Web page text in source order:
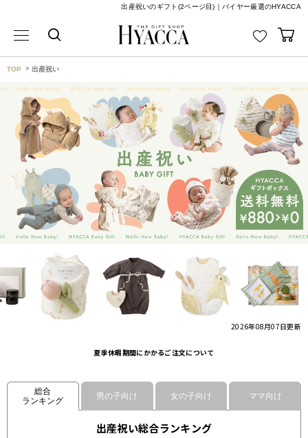
出産祝いのギフト(2ページ目)｜バイヤー厳選のHYACCA
TOP 出産祝い
2026年08月07日更新
夏季休暇期間にかかるご注文について
総合
ランキング
男の子向け 女の子向け ママ向け
出産祝い総合ランキング